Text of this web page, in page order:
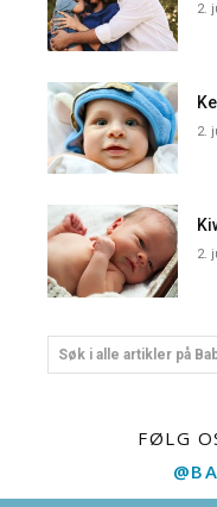
2.
2.
2.
Søk i alle artikler på
FØLG